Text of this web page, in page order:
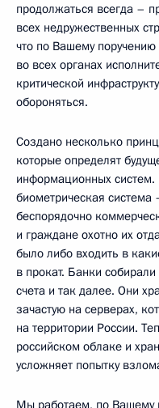
продолжаться всегда –
всех недружественных
что по Вашему
во всех органах
критической
обороняться.
Создано несколько
которые определят
информационных
биометрическая
беспорядочно
и граждане охотно их
было либо входить в
в прокат. Банки
счета и так далее. Они
зачастую на серверах,
на территории России.
российском облаке и
усложняет попытку
Мы работаем, по Вашему